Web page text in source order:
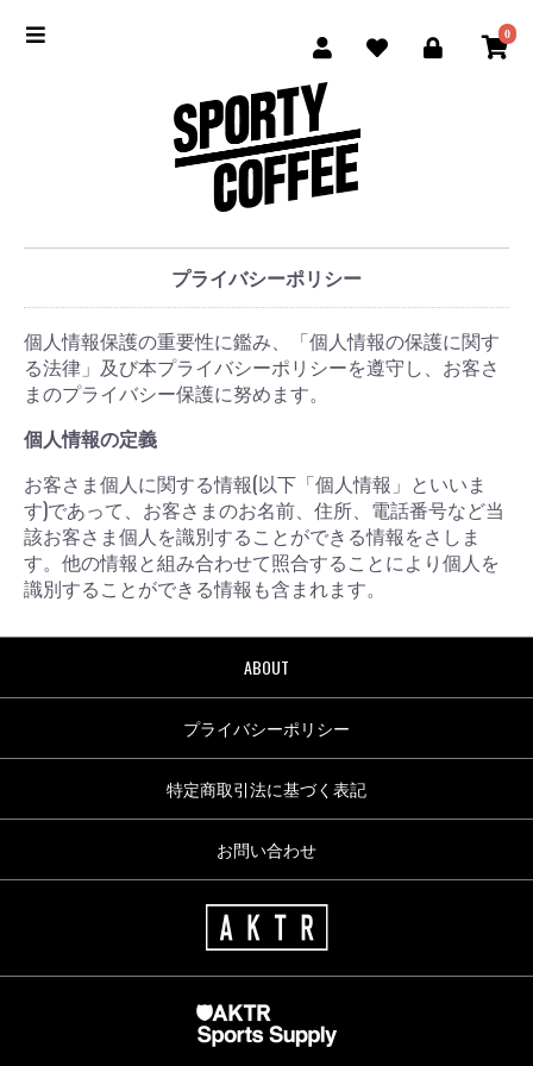
0
プライバシーポリシー
個人情報保護の重要性に鑑み、「個人情報の保護に関す
る法律」及び本プライバシーポリシーを遵守し、お客さ
まのプライバシー保護に努めます。
個人情報の定義
お客さま個人に関する情報(以下「個人情報」といいま
す)であって、お客さまのお名前、住所、電話番号など当
該お客さま個人を識別することができる情報をさしま
す。他の情報と組み合わせて照合することにより個人を
識別することができる情報も含まれます。
ABOUT
プライバシーポリシー
特定商取引法に基づく表記
お問い合わせ